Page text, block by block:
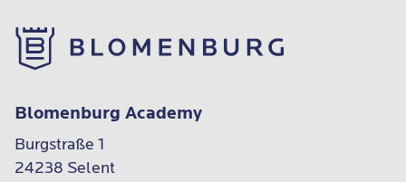
Blomenburg Academy
Burgstraße 1
24238 Selent